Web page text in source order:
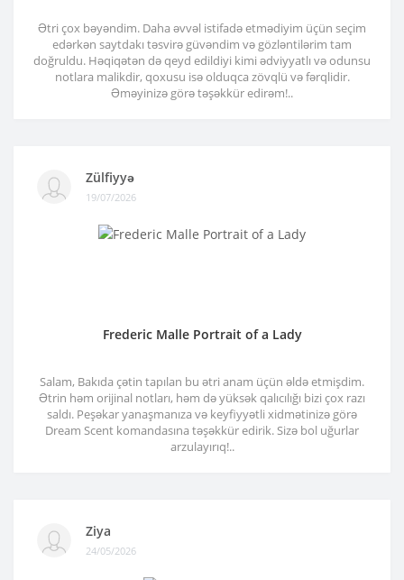
Ətri çox bəyəndim. Daha əvvəl istifadə etmədiyim üçün seçim
edərkən saytdakı təsvirə güvəndim və gözləntilərim tam
doğruldu. Həqiqətən də qeyd edildiyi kimi ədviyyatlı və odunsu
notlara malikdir, qoxusu isə olduqca zövqlü və fərqlidir.
Əməyinizə görə təşəkkür edirəm!..
Zülfiyyə
19/07/2026
Frederic Malle Portrait of a Lady
Salam, Bakıda çətin tapılan bu ətri anam üçün əldə etmişdim.
Ətrin həm orijinal notları, həm də yüksək qalıcılığı bizi çox razı
saldı. Peşəkar yanaşmanıza və keyfiyyətli xidmətinizə görə
Dream Scent komandasına təşəkkür edirik. Sizə bol uğurlar
arzulayırıq!..
Ziya
24/05/2026